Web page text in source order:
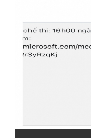
Tiếng Việt Lớp 1,
Tiếng Việt lóp 4,
2, Toán lớp 3, Toán